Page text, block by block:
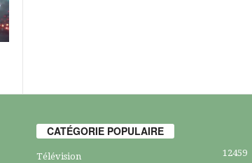
CATÉGORIE POPULAIRE
Télévision 12459